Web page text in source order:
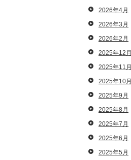
2026年4月
2026年3月
2026年2月
2025年12月
2025年11月
2025年10月
2025年9月
2025年8月
2025年7月
2025年6月
2025年5月